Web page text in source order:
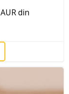
din